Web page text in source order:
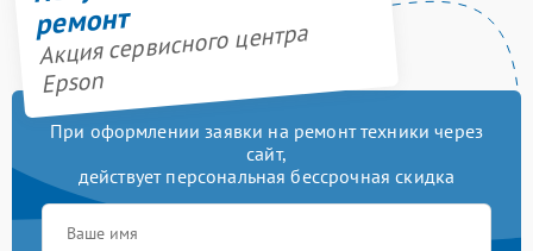
ремонт
Акция сервисного центра
Epson
При оформлении заявки на ремонт техники через
сайт,
действует персональная бессрочная скидка